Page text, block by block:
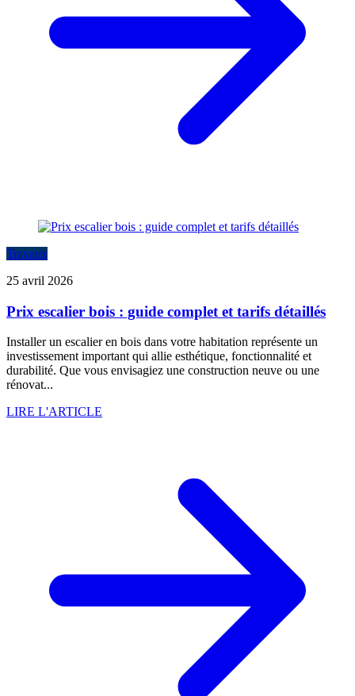
Travaux
25 avril 2026
Prix escalier bois : guide complet et tarifs détaillés
Installer un escalier en bois dans votre habitation représente un
investissement important qui allie esthétique, fonctionnalité et
durabilité. Que vous envisagiez une construction neuve ou une
rénovat...
LIRE L'ARTICLE